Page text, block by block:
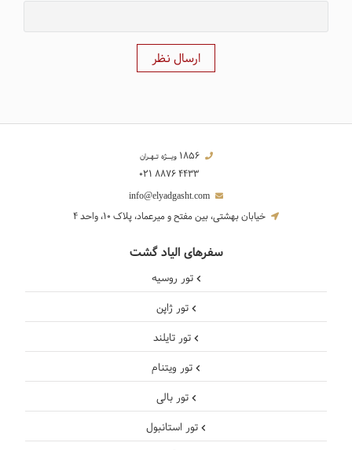
ارسال نظر
ویــژه تـهـران1856
021 8876 4433
خیابان بهشتی، بین مفتح و میرعماد، پلاک 10، واحد 4
سفرهای الیاد گشت
تور روسیه
تور ژاپن
تور تایلند
تور ویتنام
تور بالی
تور استانبول